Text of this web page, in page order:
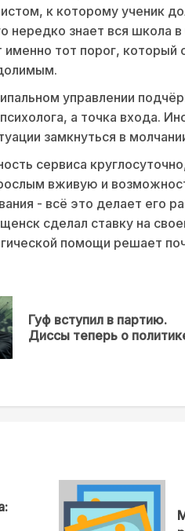
к которому ученик
нередко знает вся школа
именно тот порог, который
управлении
а точка входа.
замкнуться в
сервиса
вживую и
- всё это делает его
сделал ставку на
помощи решает
Гуф вступил в партию.
Диссы теперь о